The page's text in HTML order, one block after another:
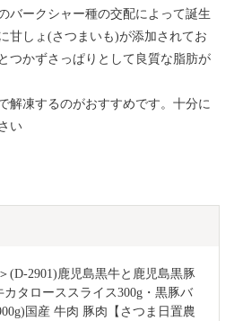
バークシャー種の交配によって誕生
甘しょ(さつまいも)が添加されてお
つかずさっぱりとして良質な脂肪が
解凍するのがおすすめです。十分に
い
(D-2901)鹿児島黒牛と鹿児島黒豚
タローススライス300g・黒豚バ
国産 牛肉 豚肉【さつま日置農